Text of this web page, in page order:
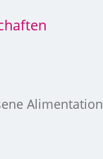
Alimentation